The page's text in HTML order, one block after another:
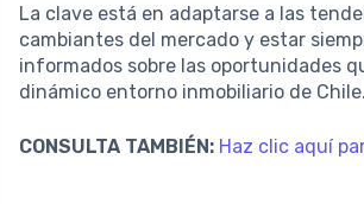
La clave está en adaptarse a las
cambiantes del mercado y estar
informados sobre las oportunidades
dinámico entorno inmobiliario de Chile.
CONSULTA TAMBIÉN: Haz clic aquí